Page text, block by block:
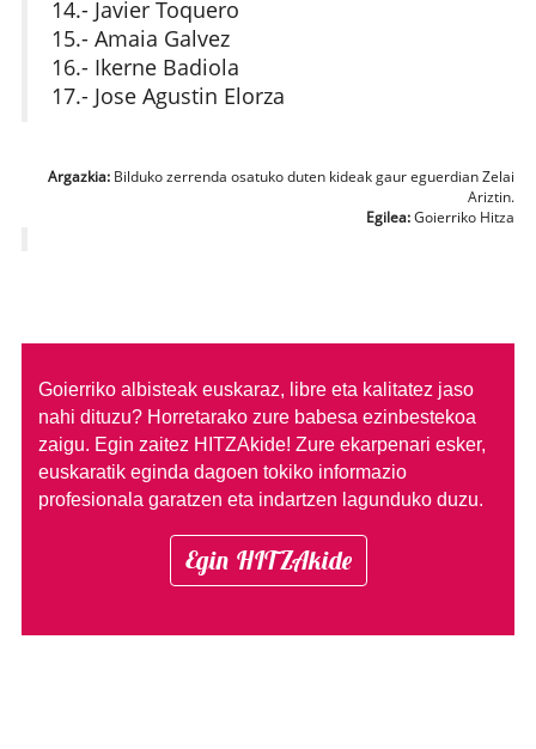
14.- Javier Toquero
15.- Amaia Galvez
16.- Ikerne Badiola
17.- Jose Agustin Elorza
Argazkia: Bilduko zerrenda osatuko duten kideak gaur eguerdian Zelai
Ariztin.
Egilea:Goierriko Hitza
Goierriko albisteak euskaraz, libre eta kalitatez jaso
nahi dituzu? Horretarako zure babesa ezinbestekoa
zaigu. Egin zaitez HITZAkide! Zure ekarpenari esker,
euskaratik eginda dagoen tokiko informazio
profesionala garatzen eta indartzen lagunduko duzu.
Egin HITZAkide